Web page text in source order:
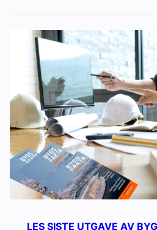
LES SISTE UTGAVE AV